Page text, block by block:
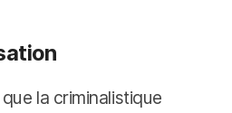
la criminalistique